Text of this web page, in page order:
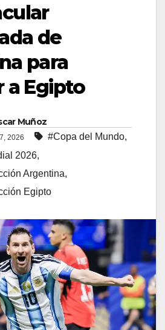
de
para
a Egipto
Muñoz
2026 #Copa del Mundo,
2026,
Argentina,
Egipto